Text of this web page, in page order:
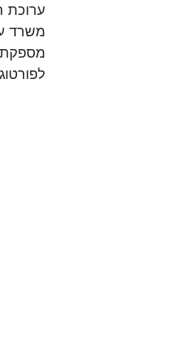
משרד
מספקת